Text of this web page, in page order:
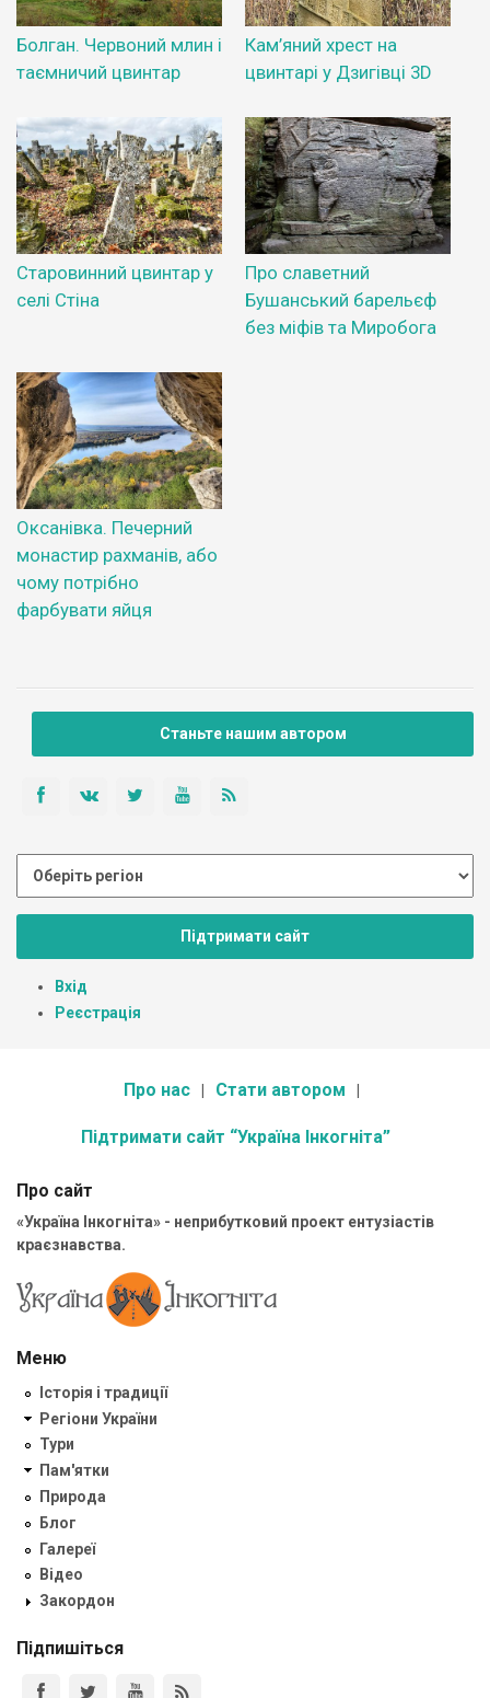
Болган. Червоний млин і
таємничий цвинтар
Кам’яний хрест на
цвинтарі у Дзигівці 3D
Старовинний цвинтар у
селі Стіна
Про славетний
Бушанський барельєф
без міфів та Миробога
Оксанівка. Печерний
монастир рахманів, або
чому потрібно
фарбувати яйця
Станьте нашим автором
Підтримати сайт
Вхід
Реєстрація
Про нас Стати автором
Підтримати сайт “Україна Інкогніта”
Про сайт
«Україна Інкогніта» - неприбутковий проект ентузіастів
краєзнавства.
Меню
Історія і традиції
Регіони України
Тури
Пам'ятки
Природа
Блог
Галереї
Відео
Закордон
Підпишіться